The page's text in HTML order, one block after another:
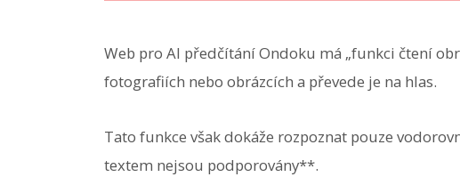
Web pro AI předčítání Ondoku má „funkci čtení
fotografiích nebo obrázcích a převede je na hlas.
Tato funkce však dokáže rozpoznat pouze
textem nejsou podporovány**.